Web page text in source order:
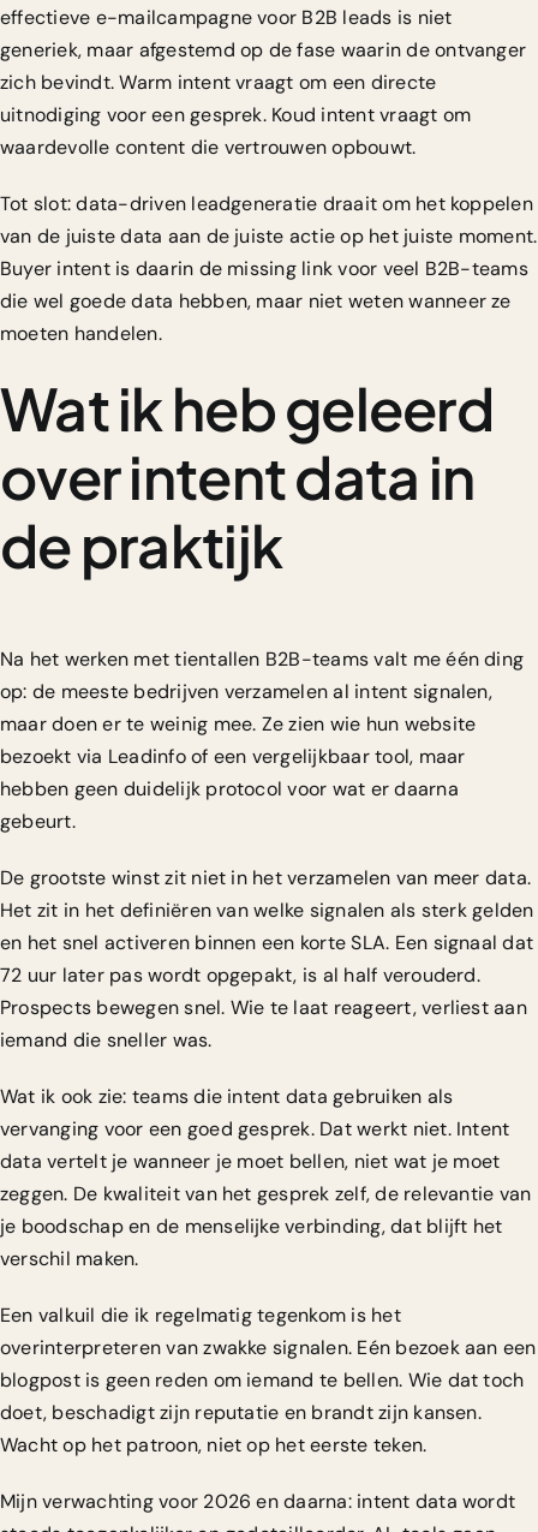
effectieve e-mailcampagne voor B2B leads is niet
generiek, maar afgestemd op de fase waarin de ontvanger
zich bevindt. Warm intent vraagt om een directe
uitnodiging voor een gesprek. Koud intent vraagt om
waardevolle content die vertrouwen opbouwt.
Tot slot:data-driven leadgeneratie draait om het koppelen
van de juiste data aan de juiste actie op het juiste moment.
Buyer intent is daarin de missing link voor veel B2B-teams
die wel goede data hebben, maar niet weten wanneer ze
moeten handelen.
Wat ik heb geleerd
over intent data in
de praktijk
Na het werken met tientallen B2B-teams valt me één ding
op: de meeste bedrijven verzamelen al intent signalen,
maar doen er te weinig mee. Ze zien wie hun website
bezoekt via Leadinfo of een vergelijkbaar tool, maar
hebben geen duidelijk protocol voor wat er daarna
gebeurt.
De grootste winst zit niet in het verzamelen van meer data.
Het zit in het definiëren van welke signalen als sterk gelden
en het snel activeren binnen een korte SLA. Een signaal dat
72 uur later pas wordt opgepakt, is al half verouderd.
Prospects bewegen snel. Wie te laat reageert, verliest aan
iemand die sneller was.
Wat ik ook zie: teams die intent data gebruiken als
vervanging voor een goed gesprek. Dat werkt niet. Intent
data vertelt je wanneer je moet bellen, niet wat je moet
zeggen. De kwaliteit van het gesprek zelf, de relevantie van
je boodschap en de menselijke verbinding, dat blijft het
verschil maken.
Een valkuil die ik regelmatig tegenkom is het
overinterpreteren van zwakke signalen. Eén bezoek aan een
blogpost is geen reden om iemand te bellen. Wie dat toch
doet, beschadigt zijn reputatie en brandt zijn kansen.
Wacht op het patroon, niet op het eerste teken.
Mijn verwachting voor 2026 en daarna: intent data wordt